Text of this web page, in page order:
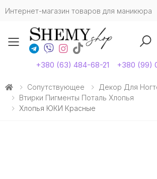
Интернет-магазин товаров для маникюра
Toggle mobile menu
+380 (63) 484-68-21 +380 (99)
Сопутствующее
Декор Для
Втирки Пигменты Поталь Хлопья
Хлопья ЮКИ Красные